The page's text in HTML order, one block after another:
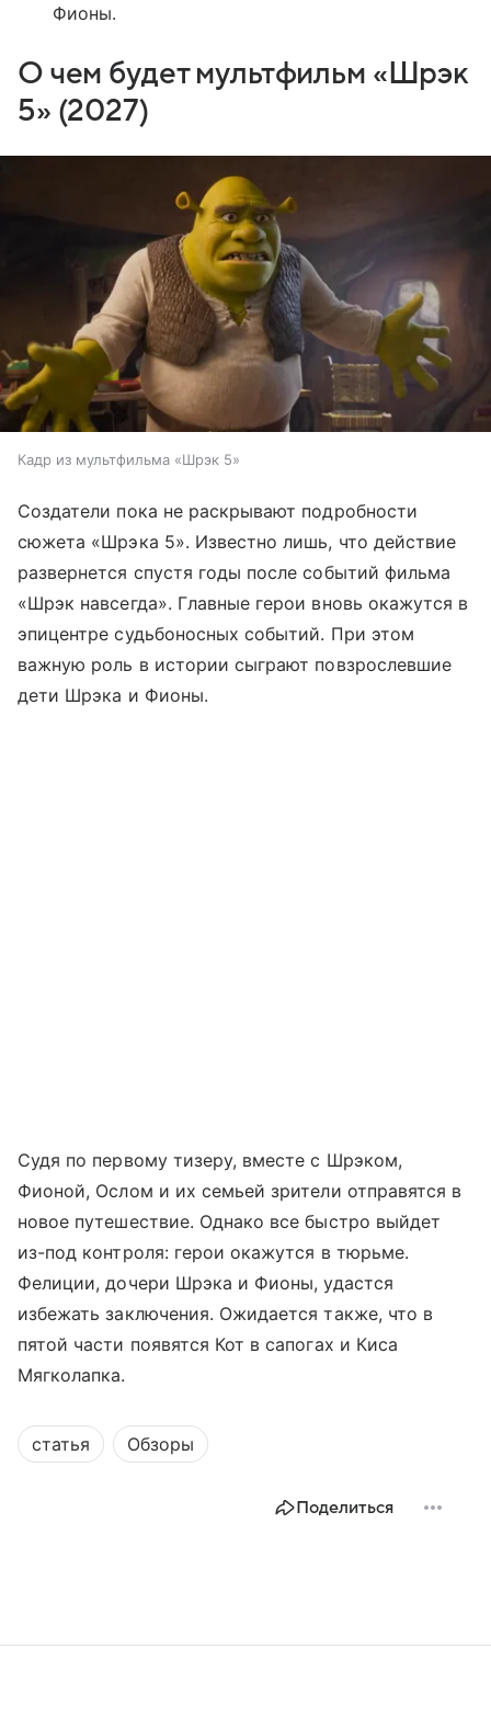
Фионы.
О чем будет мультфильм «Шрэк
5» (2027)
Кадр из мультфильма «Шрэк 5»
Создатели пока не раскрывают подробности
сюжета «Шрэка 5». Известно лишь, что действие
развернется спустя годы после событий фильма
«Шрэк навсегда». Главные герои вновь окажутся в
эпицентре судьбоносных событий. При этом
важную роль в истории сыграют повзрослевшие
дети Шрэка и Фионы.
Судя по первому тизеру, вместе с Шрэком,
Фионой, Ослом и их семьей зрители отправятся в
новое путешествие. Однако все быстро выйдет
из-под контроля: герои окажутся в тюрьме.
Фелиции, дочери Шрэка и Фионы, удастся
избежать заключения. Ожидается также, что в
пятой части появятся Кот в сапогах и Киса
Мягколапка.
статья Обзоры
Поделиться